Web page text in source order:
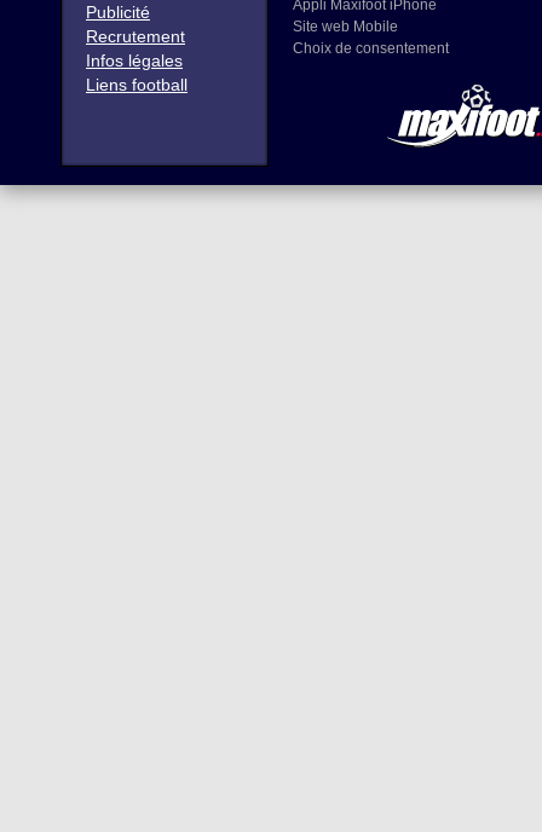
Publicité
Recrutement
Infos légales
Liens football
Appli Maxifoot iPhone
Site web Mobile
Choix de consentement